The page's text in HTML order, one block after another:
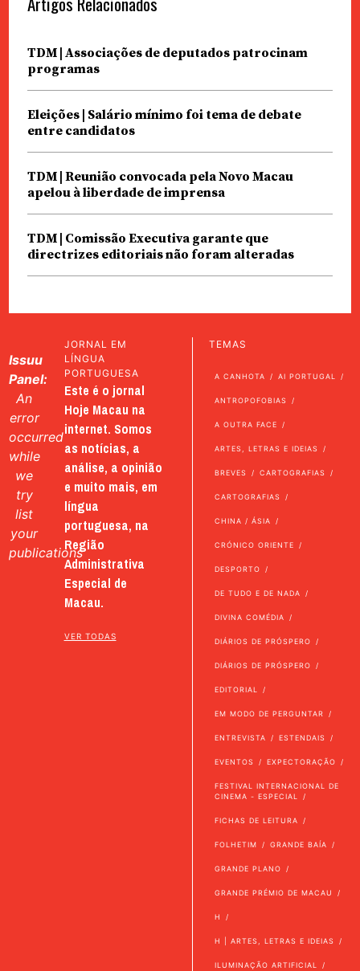
TDM | Associações de deputados patrocinam
programas
Eleições | Salário mínimo foi tema de debate
entre candidatos
TDM | Reunião convocada pela Novo Macau
apelou à liberdade de imprensa
TDM | Comissão Executiva garante que
directrizes editoriais não foram alteradas
Issuu
Panel:
An
error
occurred
while
we
try
list
your
publications
JORNAL EM
LÍNGUA
PORTUGUESA
Este é o jornal
Hoje Macau na
internet. Somos
as notícias, a
análise, a opinião
e muito mais, em
língua
portuguesa, na
Região
Administrativa
Especial de
Macau.
VER TODAS
TEMAS
A CANHOTA AI PORTUGAL
ANTROPOFOBIAS
A OUTRA FACE
ARTES, LETRAS E IDEIAS
BREVES CARTOGRAFIAS
CARTOGRAFIAS
CHINA / ÁSIA
CRÓNICO ORIENTE
DESPORTO
DE TUDO E DE NADA
DIVINA COMÉDIA
DIÁRIOS DE PRÓSPERO
DIÁRIOS DE PRÓSPERO
EDITORIAL
EM MODO DE PERGUNTAR
ENTREVISTA ESTENDAIS
EVENTOS EXPECTORAÇÃO
FESTIVAL INTERNACIONAL DE
CINEMA - ESPECIAL
FICHAS DE LEITURA
FOLHETIM GRANDE BAÍA
GRANDE PLANO
GRANDE PRÉMIO DE MACAU
H
H | ARTES, LETRAS E IDEIAS
ILUMINAÇÃO ARTIFICIAL